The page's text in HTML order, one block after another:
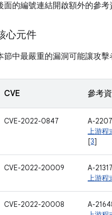
面的編號連結開啟額外的參考
心元件
節中最嚴重的漏洞可能讓攻
CVE 參考
CVE-2022-0847
A-
上游程
[3]
CVE-2022-20009
A-
上游程
CVE-2022-20008
A-